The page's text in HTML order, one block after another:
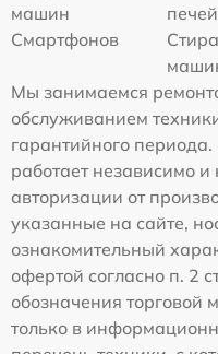
машин
печей
Смартфонов
Мы занимаемся
обслуживанием
гарантийного
работает независимо
авторизации от
указанные на сайте,
ознакомительный
офертой согласно п. 2
обозначения торговой
только в